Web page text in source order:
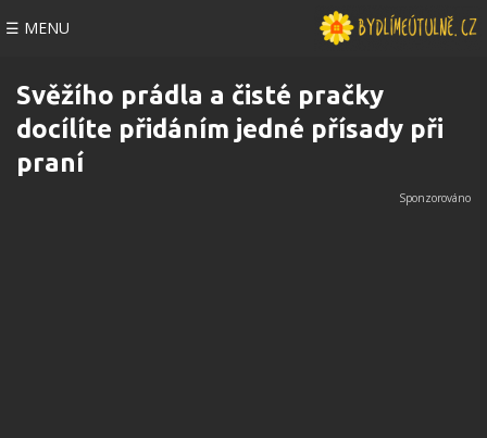
☰ MENU
Svěžího prádla a čisté pračky
docílíte přidáním jedné přísady při
praní